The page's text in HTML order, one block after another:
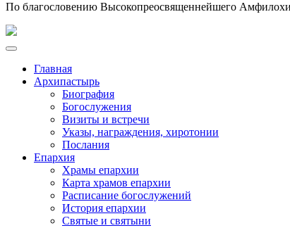
По благословению Высокопреосвященнейшего
Главная
Архипастырь
Биография
Богослужения
Визиты и встречи
Указы, награждения, хиротонии
Послания
Епархия
Храмы епархии
Карта храмов епархии
Расписание богослужений
История епархии
Святые и святыни